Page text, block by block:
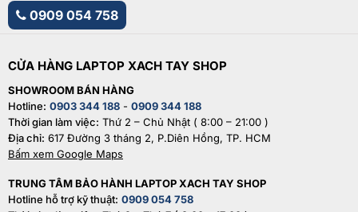
0909 054 758
CỬA HÀNG LAPTOP XACH TAY SHOP
SHOWROOM BÁN HÀNG
Hotline: 0903 344 188 - 0909 344 188
Thời gian làm việc: Thứ 2 – Chủ Nhật ( 8:00 – 21:00 )
Địa chỉ: 617 Đường 3 tháng 2, P.Diên Hồng, TP. HCM
Bấm xem Google Maps
TRUNG TÂM BẢO HÀNH LAPTOP XACH TAY SHOP
Hotline hỗ trợ kỹ thuật: 0909 054 758